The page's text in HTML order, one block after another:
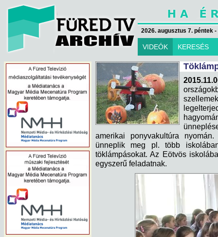
2026. augusztus 7. péntek
VIDEÓK KERESÉS
amerikai ponyvakultúra
ünneplik meg pl. több
töklámpásokat. Az Eötvös
egyszerű feladatnak.